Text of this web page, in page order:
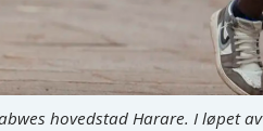
hovedstad Harare. I løpet av